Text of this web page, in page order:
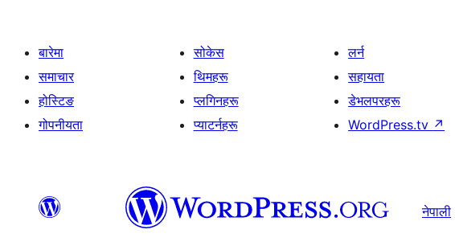
बारेमा
समाचार
होस्टिङ
गोपनीयता
सोकेस
थिमहरू
प्लगिनहरू
प्याटर्नहरू
लर्न
सहायता
डेभलपरहरू
WordPress.tv ↗
नेपाली